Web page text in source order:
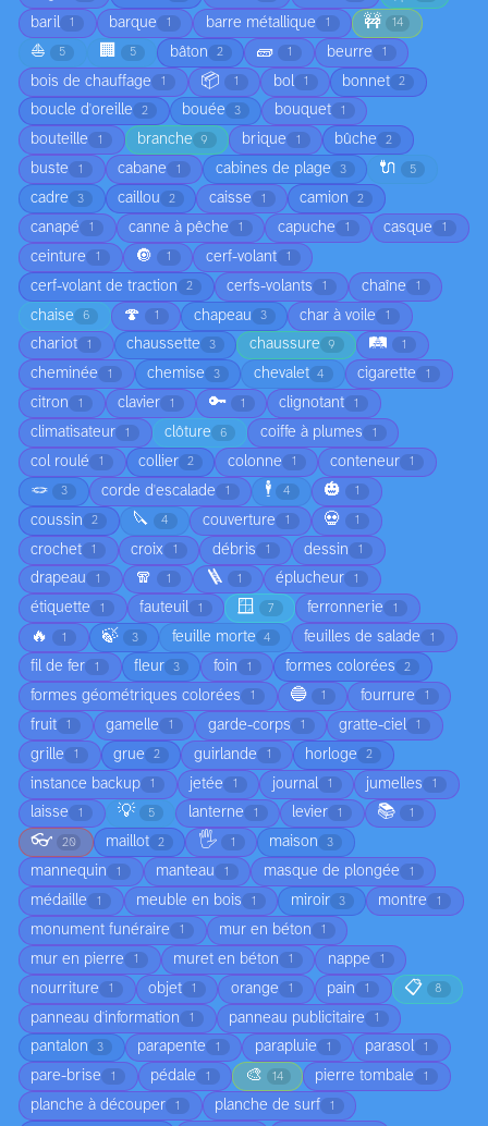
baril 1 barque 1 barre métallique 1 🚧 14
⛵ 5 🏢 5 bâton 2 🧱 1 beurre 1
bois de chauffage 1 📦 1 bol 1 bonnet 2
boucle d'oreille 2 bouée 3 bouquet 1
bouteille 1 branche 9 brique 1 bûche 2
buste 1 cabane 1 cabines de plage 3 🔌 5
cadre 3 caillou 2 caisse 1 camion 2
canapé 1 canne à pêche 1 capuche 1 casque 1
ceinture 1 🔘 1 cerf-volant 1
cerf-volant de traction 2 cerfs-volants 1 chaîne 1
chaise 6 🍄 1 chapeau 3 char à voile 1
chariot 1 chaussette 3 chaussure 9 🛤️ 1
cheminée 1 chemise 3 chevalet 4 cigarette 1
citron 1 clavier 1 🔑 1 clignotant 1
climatisateur 1 clôture 6 coiffe à plumes 1
col roulé 1 collier 2 colonne 1 conteneur 1
🪢 3 corde d'escalade 1 🕴️ 4 🎃 1
coussin 2 🔪 4 couverture 1 💀 1
crochet 1 croix 1 débris 1 dessin 1
drapeau 1 🧣 1 🪜 1 éplucheur 1
étiquette 1 fauteuil 1 🪟 7 ferronnerie 1
🔥 1 🍃 3 feuille morte 4 feuilles de salade 1
fil de fer 1 fleur 3 foin 1 formes colorées 2
formes géométriques colorées 1 🔵 1 fourrure 1
fruit 1 gamelle 1 garde-corps 1 gratte-ciel 1
grille 1 grue 2 guirlande 1 horloge 2
instance backup 1 jetée 1 journal 1 jumelles 1
laisse 1 💡 5 lanterne 1 levier 1 📚 1
👓 20 maillot 2 🖐️ 1 maison 3
mannequin 1 manteau 1 masque de plongée 1
médaille 1 meuble en bois 1 miroir 3 montre 1
monument funéraire 1 mur en béton 1
mur en pierre 1 muret en béton 1 nappe 1
nourriture 1 objet 1 orange 1 pain 1 📋 8
panneau d'information 1 panneau publicitaire 1
pantalon 3 parapente 1 parapluie 1 parasol 1
pare-brise 1 pédale 1 🎨 14 pierre tombale 1
planche à découper 1 planche de surf 1